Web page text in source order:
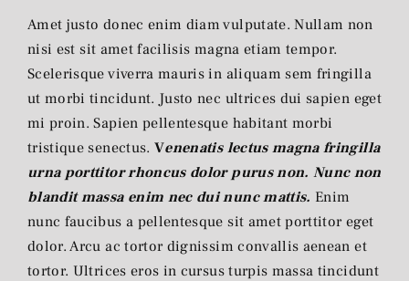
Amet justo donec enim diam vulputate. Nullam non
nisi est sit amet facilisis magna etiam tempor.
Scelerisque viverra mauris in aliquam sem fringilla
ut morbi tincidunt. Justo nec ultrices dui sapien eget
mi proin. Sapien pellentesque habitant morbi
tristique senectus. Venenatis lectus magna fringilla
urna porttitor rhoncus dolor purus non. Nunc non
blandit massa enim nec dui nunc mattis. Enim
nunc faucibus a pellentesque sit amet porttitor eget
dolor. Arcu ac tortor dignissim convallis aenean et
tortor. Ultrices eros in cursus turpis massa tincidunt